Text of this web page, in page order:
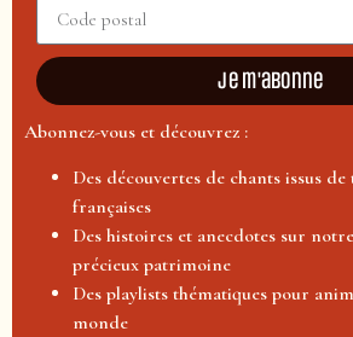
Je m'abonne
Abonnez-vous et découvrez :
Des découvertes de chants issus
françaises
Des histoires et anecdotes sur
précieux patrimoine
Des playlists thématiques pour
monde